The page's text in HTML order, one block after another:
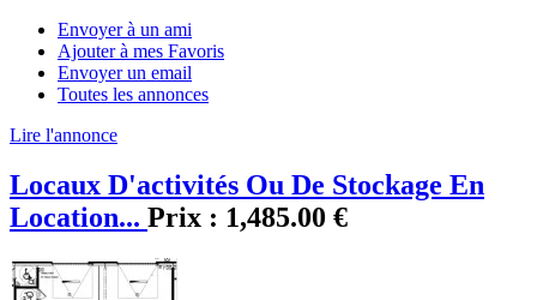
Envoyer à un ami
Ajouter à mes Favoris
Envoyer un email
Toutes les annonces
Lire l'annonce
Locaux D'activités Ou De Stockage En
Location... Prix : 1,485.00 €